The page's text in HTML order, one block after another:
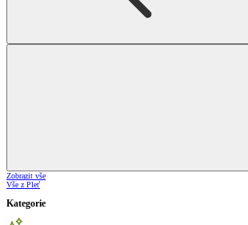
Zobrazit vše
Vše z Pleť
Kategorie